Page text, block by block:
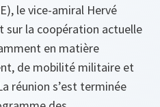
le vice-amiral Hervé
sur la coopération actuelle
en matière
de mobilité militaire et
réunion s’est terminée